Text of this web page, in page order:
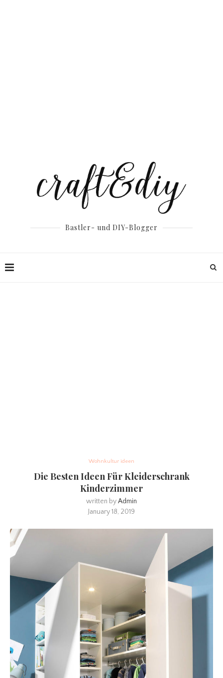
Bastler- und DIY-Blogger
Wohnkultur ideen
Die Besten Ideen Für Kleiderschrank
Kinderzimmer
written byAdmin
January 18, 2019